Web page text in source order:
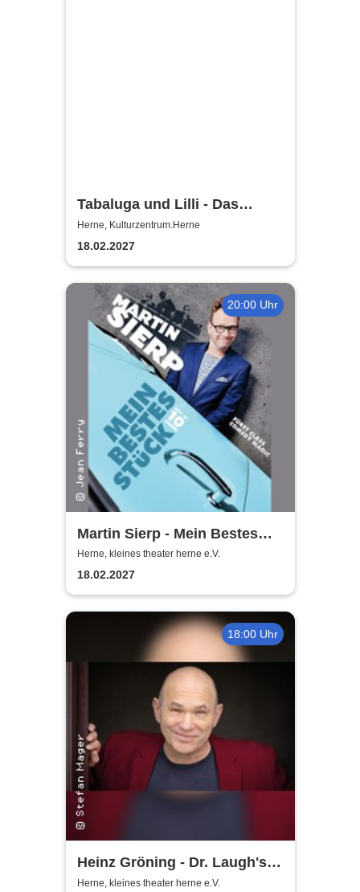
Tabaluga und Lilli - Das
drachenstarke Musical für die
ganze Familie
Herne, Kulturzentrum.Herne
18.02.2027
20:00 Uhr
Martin Sierp - Mein Bestes
Stück
Herne, kleines theater herne e.V.
18.02.2027
18:00 Uhr
Heinz Gröning - Dr. Laugh's
beste Medizin
Herne, kleines theater herne e.V.